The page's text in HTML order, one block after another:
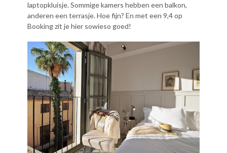
laptopkluisje. Sommige kamers hebben een balkon,
anderen een terrasje. Hoe fijn? En met een 9,4 op
Booking zit je hier sowieso goed!